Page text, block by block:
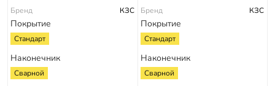
Бренд КЗС
Покрытие
Стандарт
Наконечник
Сварной
Бренд КЗС
Покрытие
Стандарт
Наконечник
Сварной